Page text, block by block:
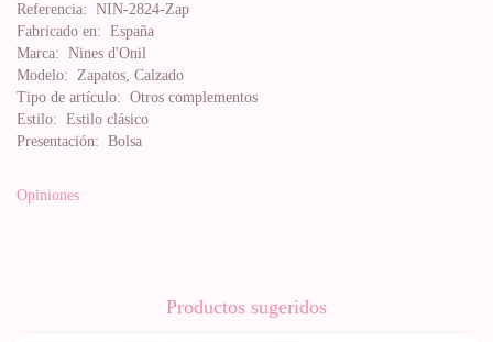
Referencia: NIN-2824-Zap
Fabricado en: España
Marca: Nines d'Onil
Modelo: Zapatos, Calzado
Tipo de artículo: Otros complementos
Estilo: Estilo clásico
Presentación: Bolsa
Opiniones
Productos sugeridos